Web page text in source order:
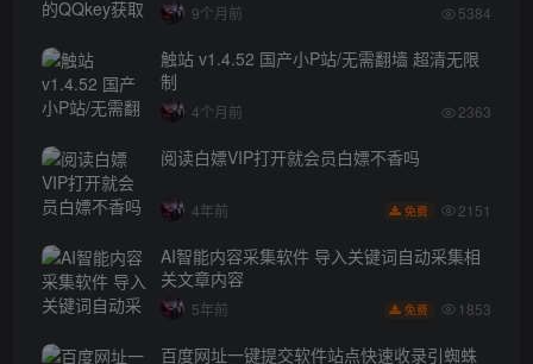
9个月前 5384
触站 v1.4.52 国产小P站/无需翻墙 超清无限
制
4个月前 2363
阅读白嫖VIP打开就会员白嫖不香吗
4年前 免费 2151
AI智能内容采集软件 导入关键词自动采集相
关文章内容
5年前 免费 1853
百度网址一键提交软件站点快速收录引蜘蛛